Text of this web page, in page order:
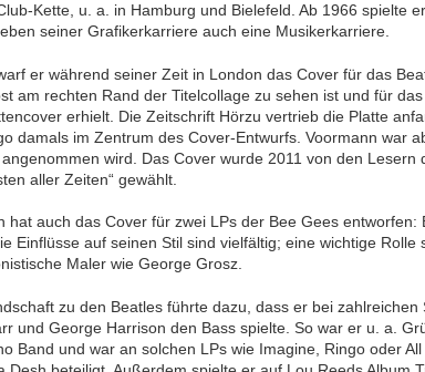
Kette, u. a. in Hamburg und Bielefeld. Ab 1966 spielte
seiner Grafikerkarriere auch eine Musikerkarriere.
er während seiner Zeit in London das Cover für das
am rechten Rand der Titelcollage zu sehen ist und für
erhielt. Die Zeitschrift Hörzu vertrieb die Platte
damals im Zentrum des Cover-Entwurfs. Voormann war
wird. Das Cover wurde 2011 von den
aller Zeiten“ gewählt.
hat auch das Cover für zwei LPs der Bee Gees
Einflüsse auf seinen Stil sind vielfältig; eine wichtige Rolle
Maler wie George Grosz.
zu den Beatles führte dazu, dass er bei zahlreichen
und George Harrison den Bass spielte. So war er u. a.
Band und war an solchen LPs wie Imagine, Ringo oder